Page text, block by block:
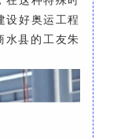
设好奥运工程
水县的工友朱